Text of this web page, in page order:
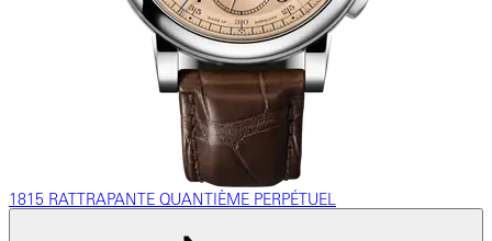
1815 RATTRAPANTE QUANTIÈME PERPÉTUEL